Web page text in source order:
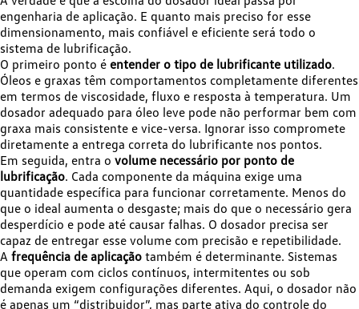
engenharia de aplicação. E quanto mais preciso for esse
dimensionamento, mais confiável e eficiente será todo o
sistema de lubrificação.
O primeiro ponto é entender o tipo de lubrificante utilizado.
Óleos e graxas têm comportamentos completamente diferentes
em termos de viscosidade, fluxo e resposta à temperatura. Um
dosador adequado para óleo leve pode não performar bem com
graxa mais consistente e vice-versa. Ignorar isso compromete
diretamente a entrega correta do lubrificante nos pontos.
Em seguida, entra o volume necessário por ponto de
lubrificação. Cada componente da máquina exige uma
quantidade específica para funcionar corretamente. Menos do
que o ideal aumenta o desgaste; mais do que o necessário gera
desperdício e pode até causar falhas. O dosador precisa ser
capaz de entregar esse volume com precisão e repetibilidade.
A frequência de aplicação também é determinante. Sistemas
que operam com ciclos contínuos, intermitentes ou sob
demanda exigem configurações diferentes. Aqui, o dosador não
é apenas um “distribuidor”, mas parte ativa do controle do